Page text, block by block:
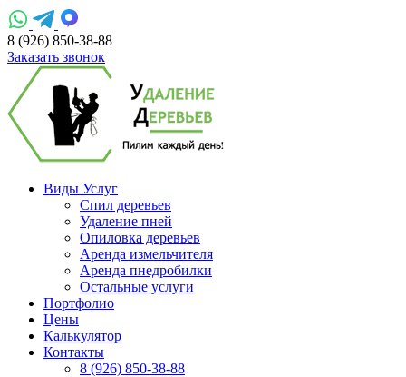
8 (926) 850-38-88
Заказать звонок
Виды Услуг
Спил деревьев
Удаление пней
Опиловка деревьев
Аренда измельчителя
Аренда пнедробилки
Остальные услуги
Портфолио
Цены
Калькулятор
Контакты
8 (926) 850-38-88